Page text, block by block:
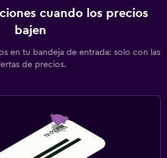
cuando los precios
bajen
en tu bandeja de entrada: solo con las
de precios.